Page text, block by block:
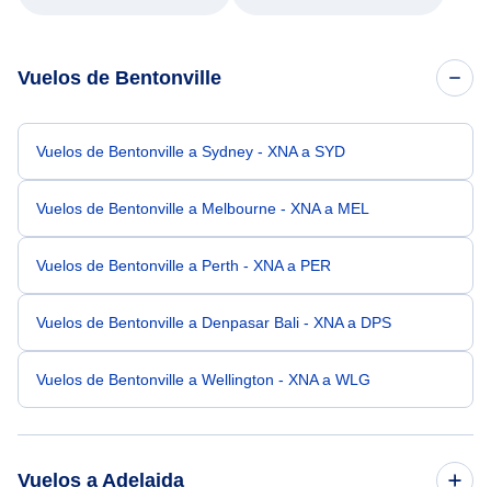
Vuelos de Bentonville
Vuelos de Bentonville a Sydney - XNA a SYD
Vuelos de Bentonville a Melbourne - XNA a MEL
Vuelos de Bentonville a Perth - XNA a PER
Vuelos de Bentonville a Denpasar Bali - XNA a DPS
Vuelos de Bentonville a Wellington - XNA a WLG
Vuelos a Adelaida